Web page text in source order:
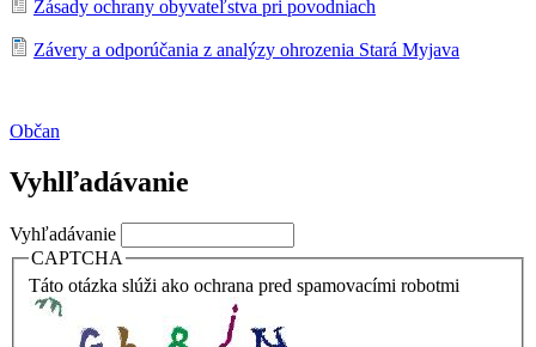
Zásady ochrany obyvateľstva pri povodniach
Závery a odporúčania z analýzy ohrozenia Stará Myjava
Občan
Vyhlľadávanie
Vyhľadávanie
CAPTCHA
Táto otázka slúži ako ochrana pred spamovacími robotmi